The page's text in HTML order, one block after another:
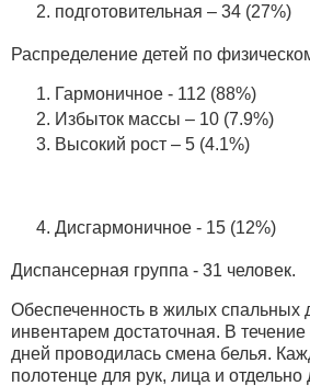
подготовительная – 34 (27%)
Распределение детей по
Гармоничное - 112 (88%)
Избыток массы – 10 (7.9%)
Высокий рост – 5 (4.1%)
Дисгармоничное - 15 (12%)
Диспансерная группа - 31 человек.
Обеспеченность в жилых спальных
инвентарем достаточная. В
дней проводилась смена белья.
полотенце для рук, лица и отдельно